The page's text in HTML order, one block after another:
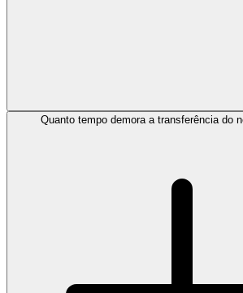
Quanto tempo demora a transferência do